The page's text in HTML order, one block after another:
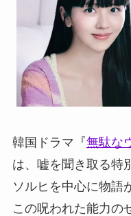
韓国ドラマ『無駄な
は、嘘を聞き取る特
ソルヒを中心に物語
この呪われた能力の